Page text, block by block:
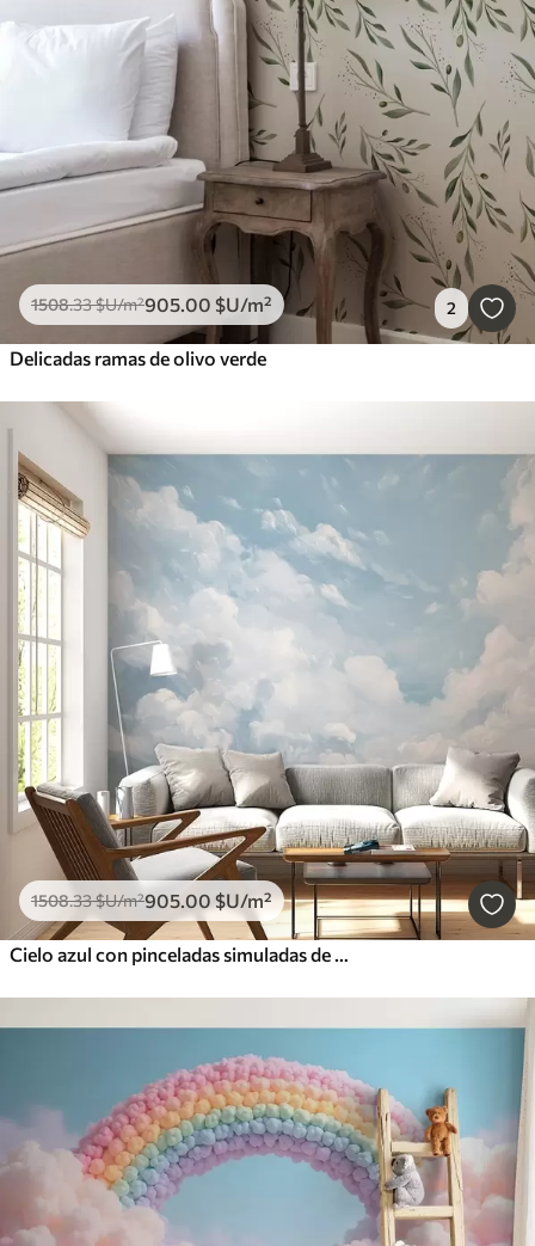
1508.33$U/m²905.00 $U/m² 2
Delicadas ramas de olivo verde
1508.33$U/m²905.00 $U/m²
Cielo azul con pinceladas simuladas de óleo